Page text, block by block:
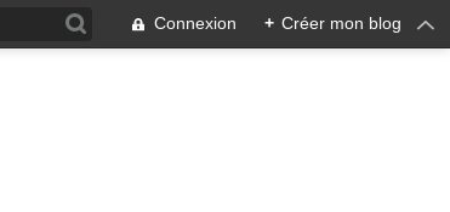
Connexion + Créer mon blog